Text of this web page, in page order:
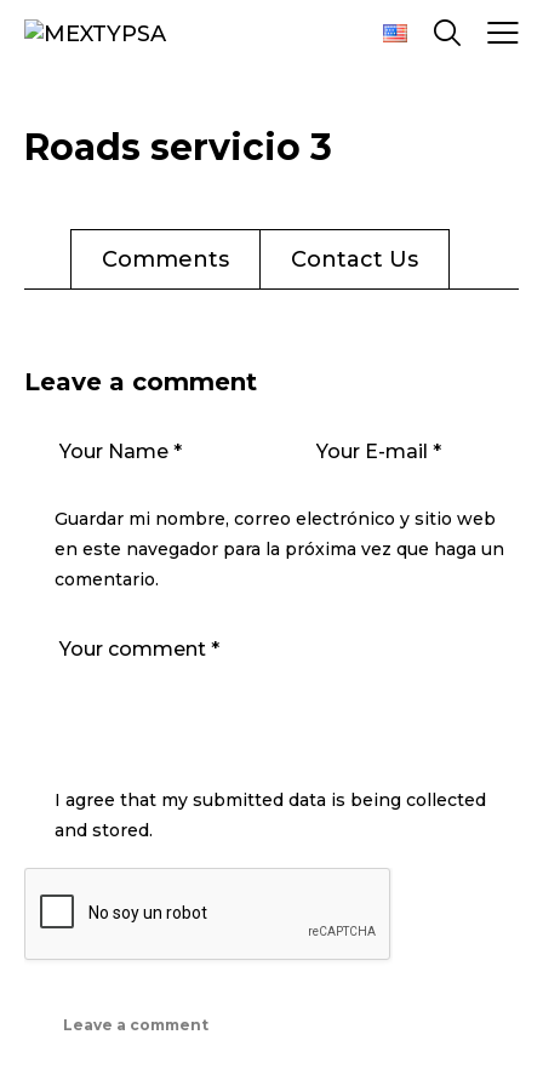
Roads servicio 3
Comments Contact Us
Leave a comment
Guardar mi nombre, correo electrónico y sitio web
en este navegador para la próxima vez que haga un
comentario.
I agree that my submitted data is being collected
and stored.